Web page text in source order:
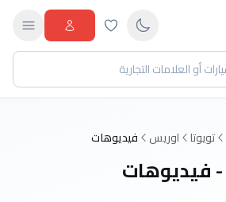
تويوتا اوريس فيديوهات
فيديوهات